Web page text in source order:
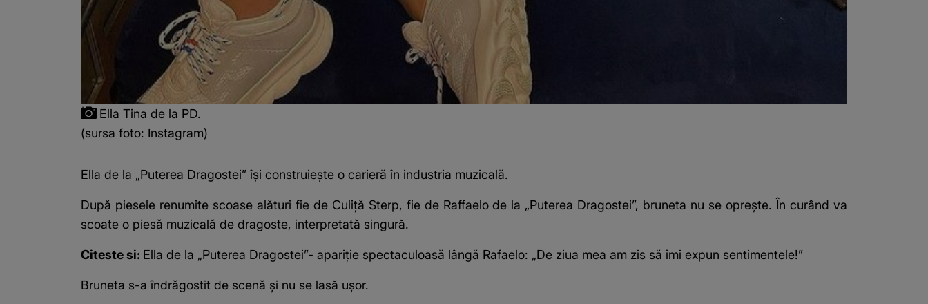
Ella Tina de la PD.
(sursa foto: Instagram)
Ella de la „Puterea Dragostei” își construiește o carieră în industria muzicală.
După piesele renumite scoase alături fie de Culiță Sterp, fie de Raffaelo de la „Puterea Dragostei”, bruneta nu se oprește. În curând va
scoate o piesă muzicală de dragoste, interpretată singură.
Citeste si: Ella de la „Puterea Dragostei”- apariție spectaculoasă lângă Rafaelo: „De ziua mea am zis să îmi expun sentimentele!”
Bruneta s-a îndrăgostit de scenă și nu se lasă ușor.